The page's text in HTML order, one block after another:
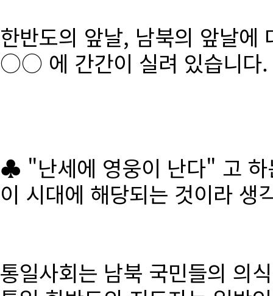
한반도의 앞날, 남북의 앞날에
○○ 에 간간이 실려 있습니다.
♣ "난세에 영웅이 난다" 고 하
이 시대에 해당되는 것이라 생
통일사회는 남북 국민들의 의